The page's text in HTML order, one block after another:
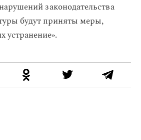
законодательства
будут приняты меры,
устранение».